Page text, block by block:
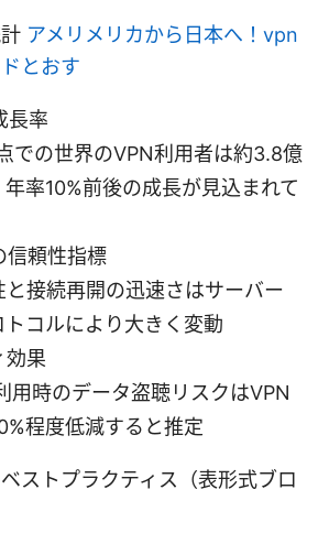
アメリメリカから日本へ！vpn
とおす
長率
での世界のVPN利用者は約3.8億
率10%前後の成長が見込まれて
信頼性指標
と接続再開の迅速さはサーバー
コルにより大きく変動
効果
用時のデータ盗聴リスクはVPN
程度低減すると推定
ストプラクティス（表形式ブロ